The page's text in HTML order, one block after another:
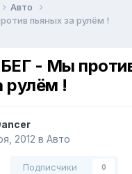
Авто
пьяных за рулём !
- Мы
рулём !
2012 в Авто
Подписчики 0